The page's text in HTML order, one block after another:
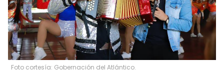
Foto cortesía: Gobernación del Atlántico.